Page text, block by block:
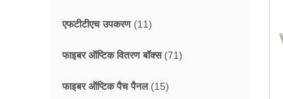
एफटीटीएच उपकरण(11)
फाइबर ऑप्टिक वितरण बॉक्स(71)
फाइबर ऑप्टिक पैच पैनल(15)